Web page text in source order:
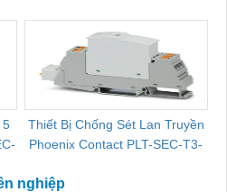
5
Thiết Bị Chống Sét Lan Truyền
Phoenix Contact PLT-SEC-T3-
nghiệp